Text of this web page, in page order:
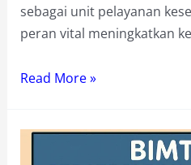
sebagai unit pelayanan
peran vital meningkatkan
Bimtek
Read More »